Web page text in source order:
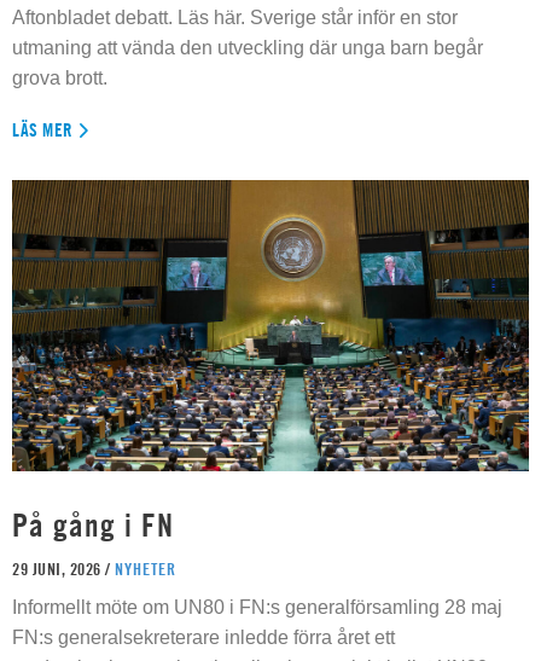
Aftonbladet debatt. Läs här. Sverige står inför en stor
utmaning att vända den utveckling där unga barn begår
grova brott.
LÄS MER
På gång i FN
29 JUNI, 2026 / NYHETER
Informellt möte om UN80 i FN:s generalförsamling 28 maj
FN:s generalsekreterare inledde förra året ett